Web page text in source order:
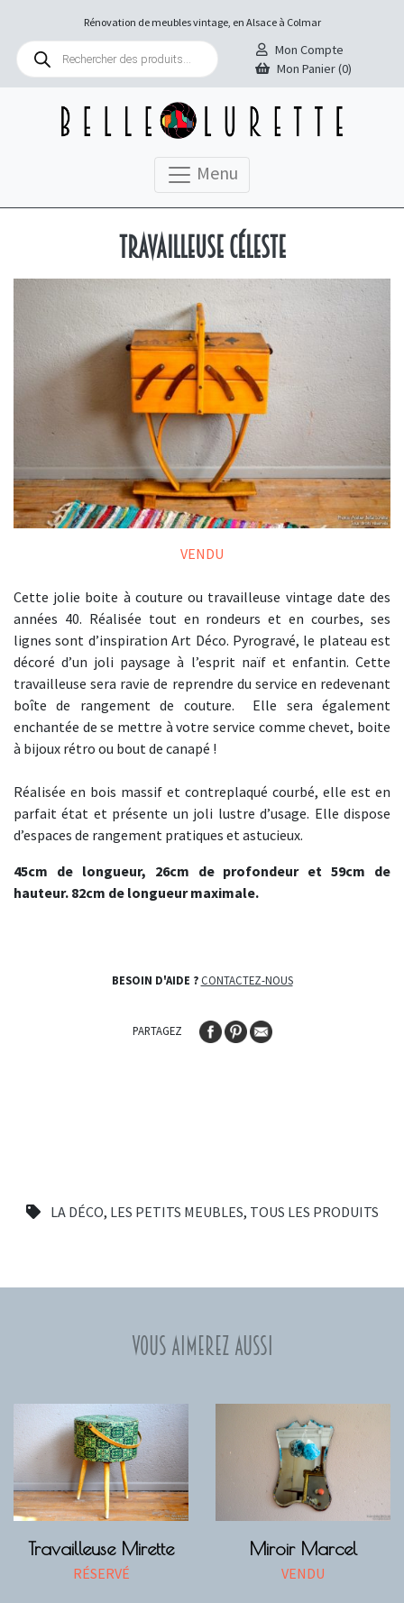
Rénovation de meubles vintage, en Alsace à Colmar
Recherche
produits
Mon Compte
Mon Panier (0)
Menu
LA DÉCO, LES PETITS MEUBLES, TOUS LES PRODUITS
Travailleuse Céleste
VENDU
Cette jolie boite à couture ou travailleuse vintage date des
années 40. Réalisée tout en rondeurs et en courbes, ses
lignes sont d’inspiration Art Déco. Pyrogravé, le plateau est
décoré d’un joli paysage à l’esprit naïf et enfantin. Cette
travailleuse sera ravie de reprendre du service en redevenant
boîte de rangement de couture. Elle sera également
enchantée de se mettre à votre service comme chevet, boite
à bijoux rétro ou bout de canapé !
Réalisée en bois massif et contreplaqué courbé, elle est en
parfait état et présente un joli lustre d’usage. Elle dispose
d’espaces de rangement pratiques et astucieux.
45cm de longueur, 26cm de profondeur et 59cm de
hauteur. 82cm de longueur maximale.
BESOIN D'AIDE ? CONTACTEZ-NOUS
PARTAGEZ
Vous aimerez aussi
Travailleuse Mirette
RÉSERVÉ
Miroir Marcel
VENDU